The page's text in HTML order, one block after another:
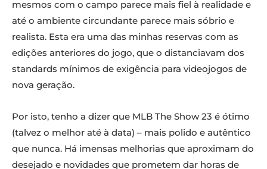
mesmos com o campo parece mais fiel à realidade e
até o ambiente circundante parece mais sóbrio e
realista. Esta era uma das minhas reservas com as
edições anteriores do jogo, que o distanciavam dos
standards mínimos de exigência para videojogos de
nova geração.
Por isto, tenho a dizer que MLB The Show 23 é ótimo
(talvez o melhor até à data) – mais polido e autêntico
que nunca. Há imensas melhorias que aproximam do
desejado e novidades que prometem dar horas de